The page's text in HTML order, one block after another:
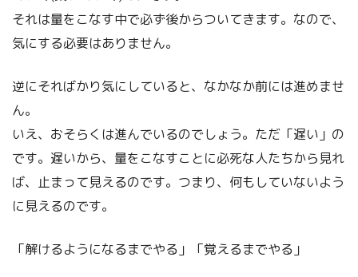
それは量をこなす中で必ず後からついてきます。なので、
気にする必要はありません。
逆にそればかり気にしていると、なかなか前には進めませ
ん。
いえ、おそらくは進んでいるのでしょう。ただ「遅い」の
です。遅いから、量をこなすことに必死な人たちから見れ
ば、止まって見えるのです。つまり、何もしていないよう
に見えるのです。
「解けるようになるまでやる」「覚えるまでやる」